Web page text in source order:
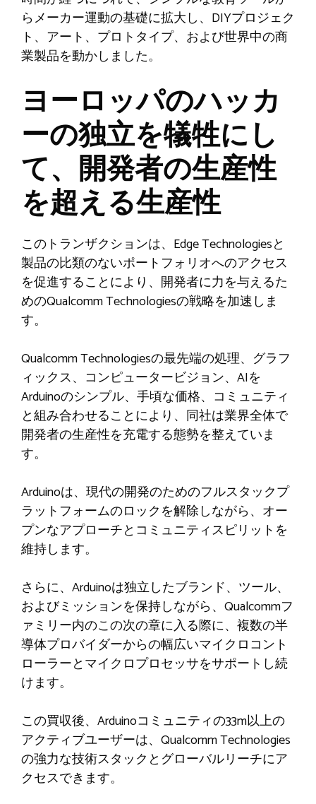
らメーカー運動の基礎に拡大し、DIYプロジェク
ト、アート、プロトタイプ、および世界中の商
業製品を動かしました。
ヨーロッパのハッカ
ーの独立を犠牲にし
て、開発者の生産性
を超える生産性
このトランザクションは、Edge Technologiesと
製品の比類のないポートフォリオへのアクセス
を促進することにより、開発者に力を与えるた
めのQualcomm Technologiesの戦略を加速しま
す。
Qualcomm Technologiesの最先端の処理、グラフ
ィックス、コンピュータービジョン、AIを
Arduinoのシンプル、手頃な価格、コミュニティ
と組み合わせることにより、同社は業界全体で
開発者の生産性を充電する態勢を整えていま
す。
Arduinoは、現代の開発のためのフルスタックプ
ラットフォームのロックを解除しながら、オー
プンなアプローチとコミュニティスピリットを
維持します。
さらに、Arduinoは独立したブランド、ツール、
およびミッションを保持しながら、Qualcommフ
ァミリー内のこの次の章に入る際に、複数の半
導体プロバイダーからの幅広いマイクロコント
ローラーとマイクロプロセッサをサポートし続
けます。
この買収後、Arduinoコミュニティの33m以上の
アクティブユーザーは、Qualcomm Technologies
の強力な技術スタックとグローバルリーチにア
クセスできます。